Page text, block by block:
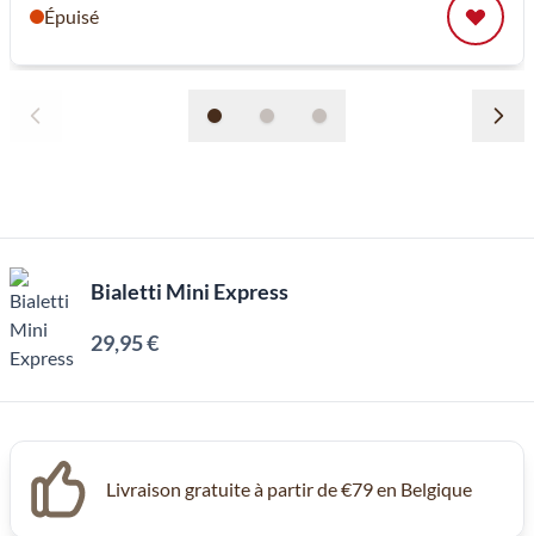
Épuisé
Bialetti Mini Express
29,95 €
Livraison gratuite à partir de €79 en Belgique